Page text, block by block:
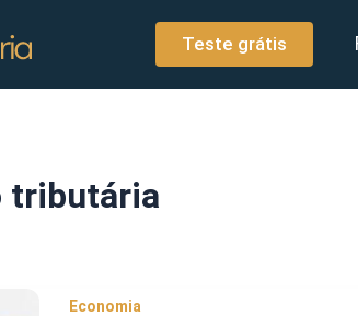
Teste grátis
tributária
Economia